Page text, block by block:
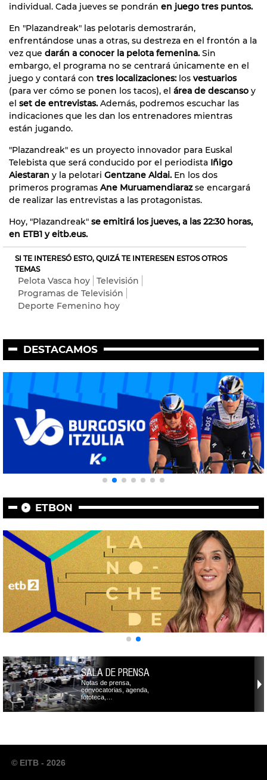
individual. Cada jueves se pondrán en juego tres puntos.
En "Plazandreak" las pelotaris demostrarán,
enfrentándose unas a otras, su destreza en el frontón a la
vez que darán a conocer la pelota femenina. Sin
embargo, el programa no se centrará únicamente en el
juego y contará con tres localizaciones: los vestuarios
(para ver cómo se ponen los tacos), el área de descanso y
el set de entrevistas. Además, podremos escuchar las
indicaciones que les dan los entrenadores mientras
están jugando.
"Plazandreak" es un proyecto innovador para Euskal
Telebista que será conducido por el periodista Iñigo
Aiestaran y la pelotari Gentzane Aldai. En los dos
primeros programas Ane Muruamendiarazse encargará
de realizar las entrevistas a las protagonistas.
Hoy, "Plazandreak" se emitirá los jueves, a las 22:30 horas,
en ETB1 y eitb.eus.
SI TE INTERESÓ ESTO, QUIZÁ TE INTERESEN ESTOS OTROS
TEMAS
Pelota Vasca hoy
Televisión
Programas de Televisión
Deporte Femenino hoy
DESTACAMOS
ETBON
SALA DE PRENSA
Notas de prensa,
convocatorias, agenda,
fototeca,…
© EITB - 2026